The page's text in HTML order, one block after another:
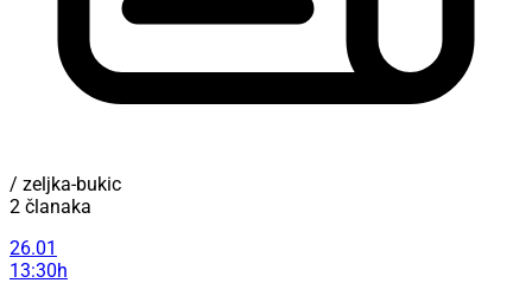
/ zeljka-bukic
2 članaka
26.01
13:30h